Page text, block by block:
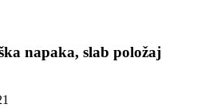
napaka, slab položaj